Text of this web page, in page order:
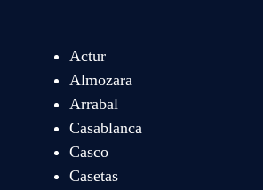
Actur
Almozara
Arrabal
Casablanca
Casco
Casetas